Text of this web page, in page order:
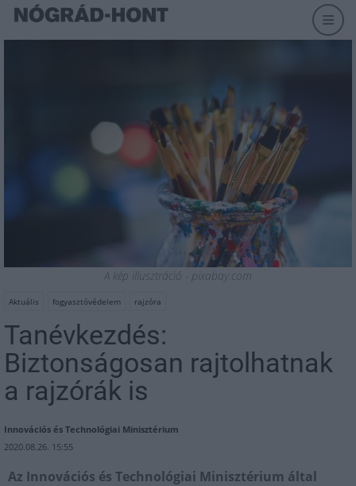
A kép illusztráció - pixabay.com
Aktuális fogyasztóvédelem rajzóra
Tanévkezdés:
Biztonságosan rajtolhatnak
a rajzórák is
Innovációs és Technológiai Minisztérium
2020.08.26. 15:55
Az Innovációs és Technológiai Minisztérium által